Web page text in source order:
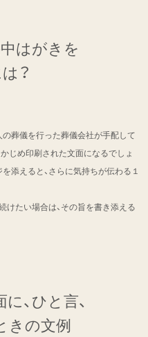
はがきを
？
の葬儀を行った葬儀会社が手配して
じめ印刷された文面になるでしょ
添えると、さらに気持ちが伝わる１
けたい場合は、その旨を書き添える
、ひと言、
きの文例